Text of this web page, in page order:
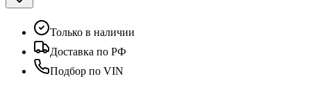
Только в наличии
Доставка по РФ
Подбор по VIN